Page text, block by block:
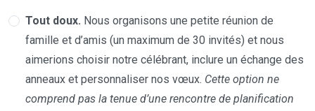
Tout doux. Nous organisons une petite réunion de
famille et d’amis (un maximum de 30 invités) et nous
aimerions choisir notre célébrant, inclure un échange des
anneaux et personnaliser nos vœux. Cette option ne
comprend pas la tenue d’une rencontre de planification